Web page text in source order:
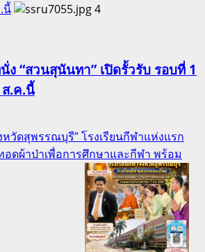
นี้
4
ง “สวนสุนันทา” เปิดรั้วรับ รอบที่ 1
.ค.นี้
หวัดสุพรรณบุรี” โรงเรียนกีฬาแห่งแรก
ดผ้าป่าเพื่อการศึกษาและกีฬา พร้อม